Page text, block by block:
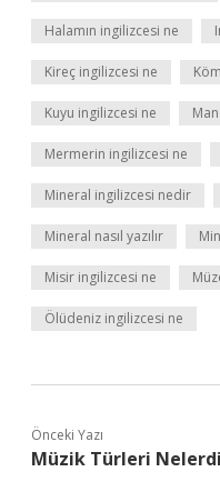
Halamın ingilizcesi ne
Kireç ingilizcesi ne
Kuyu ingilizcesi ne
Mermerin ingilizcesi ne
Mineral ingilizcesi nedir
Mineral nasıl yazılır
Misir ingilizcesi ne
Ölüdeniz ingilizcesi ne
Önceki Yazı
Müzik Türleri